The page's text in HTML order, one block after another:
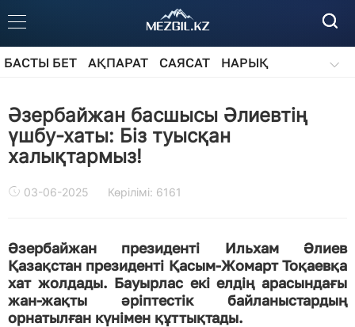
БАСТЫ БЕТ АҚПАРАТ САЯСАТ
НАРЫҚ
Әзербайжан басшысы Әлиевтің
үшбу-хаты: Біз туысқан
халықтармыз!
03-06-2025 Көрілімі: 6161
Әзербайжан президенті Ильхам Әлиев
Қазақстан президенті Қасым-Жомарт Тоқаевқа
хат жолдады. Бауырлас екі елдің арасындағы
жан-жақты әріптестік байланыстардың
орнатылған күнімен құттықтады.